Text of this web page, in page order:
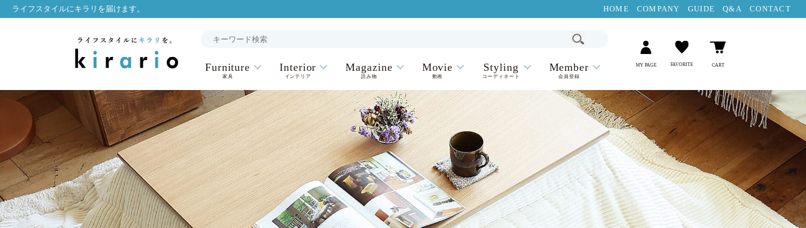
ライフスタイルにキラリを届けます。 HOME COMPANY GUIDE Q&A CONTACT
Furniture
家具
Interior
インテリア
Magazine
読み物
Movie
動画
Styling
コーディネート
Member
会員登録
MY PAGE FAVORITE CART